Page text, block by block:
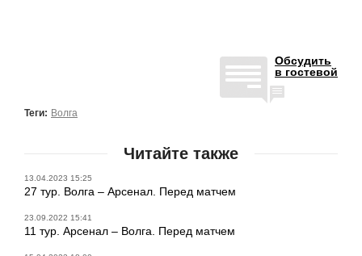
Обсудить
в гостевой
Теги: Волга
Читайте также
13.04.2023 15:25
27 тур. Волга – Арсенал. Перед матчем
23.09.2022 15:41
11 тур. Арсенал – Волга. Перед матчем